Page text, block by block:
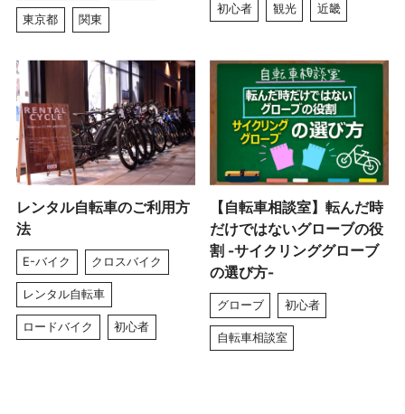
東京都 関東
初心者 観光 近畿
レンタル自転車のご利用方
法
E-バイク クロスバイク
レンタル自転車
ロードバイク 初心者
【自転車相談室】転んだ時
だけではないグローブの役
割 -サイクリンググローブ
の選び方-
グローブ 初心者
自転車相談室